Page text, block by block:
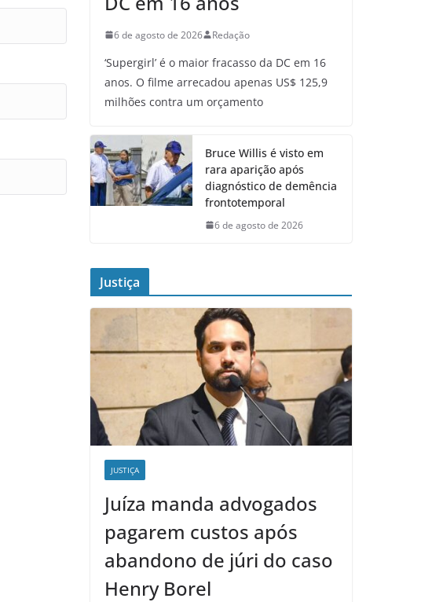
6 de agosto de 2026 Redação
‘Supergirl’ é o maior fracasso da DC em 16
anos. O filme arrecadou apenas US$ 125,9
milhões contra um orçamento
Bruce Willis é visto em
rara aparição após
diagnóstico de demência
frontotemporal
6 de agosto de 2026
Justiça
JUSTIÇA
Juíza manda advogados
pagarem custos após
abandono de júri do caso
Henry Borel